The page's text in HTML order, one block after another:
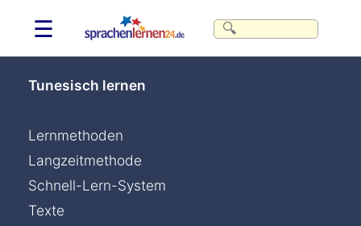
☰
Tunesisch lernen
Lernmethoden
Langzeitmethode
Schnell-Lern-System
Texte